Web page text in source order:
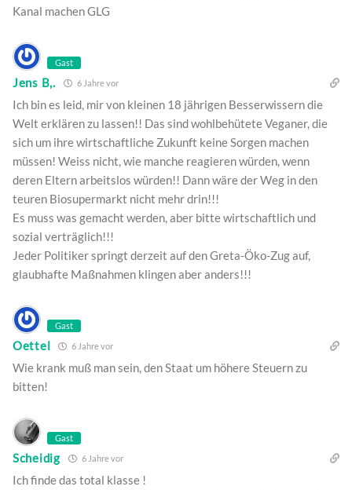
Kanal machen GLG
Gast
Jens B,. 6 Jahre vor
Ich bin es leid, mir von kleinen 18 jährigen Besserwissern die
Welt erklären zu lassen!! Das sind wohlbehütete Veganer, die
sich um ihre wirtschaftliche Zukunft keine Sorgen machen
müssen! Weiss nicht, wie manche reagieren würden, wenn
deren Eltern arbeitslos würden!! Dann wäre der Weg in den
teuren Biosupermarkt nicht mehr drin!!!
Es muss was gemacht werden, aber bitte wirtschaftlich und
sozial verträglich!!!
Jeder Politiker springt derzeit auf den Greta-Öko-Zug auf,
glaubhafte Maßnahmen klingen aber anders!!!
Gast
Oettel 6 Jahre vor
Wie krank muß man sein, den Staat um höhere Steuern zu
bitten!
Gast
Scheidig 6 Jahre vor
Ich finde das total klasse !